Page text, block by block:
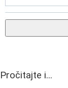
Pročitajte i...